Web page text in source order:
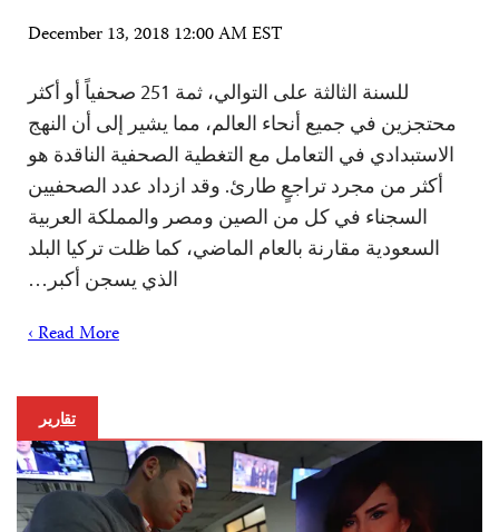
December 13, 2018 12:00 AM EST
للسنة الثالثة على التوالي، ثمة 251 صحفياً أو أكثر
محتجزين في جميع أنحاء العالم، مما يشير إلى أن النهج
الاستبدادي في التعامل مع التغطية الصحفية الناقدة هو
أكثر من مجرد تراجعٍ طارئ. وقد ازداد عدد الصحفيين
السجناء في كل من الصين ومصر والمملكة العربية
السعودية مقارنة بالعام الماضي، كما ظلت تركيا البلد
الذي يسجن أكبر…
Read More ›
تقارير